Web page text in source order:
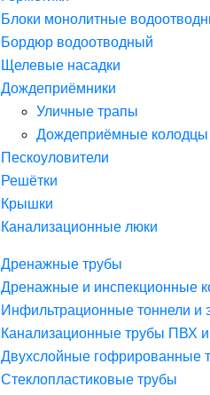
Блоки монолитные
Бордюр водоотводный
Щелевые насадки
Дождеприёмники
Уличные трапы
Дождеприёмные колодцы
Пескоуловители
Решётки
Крышки
Канализационные люки
Дренажные трубы
Дренажные и инспекционные
Инфильтрационные тоннели и
Канализационные трубы ПВХ
Двухслойные гофрированные
Стеклопластиковые трубы